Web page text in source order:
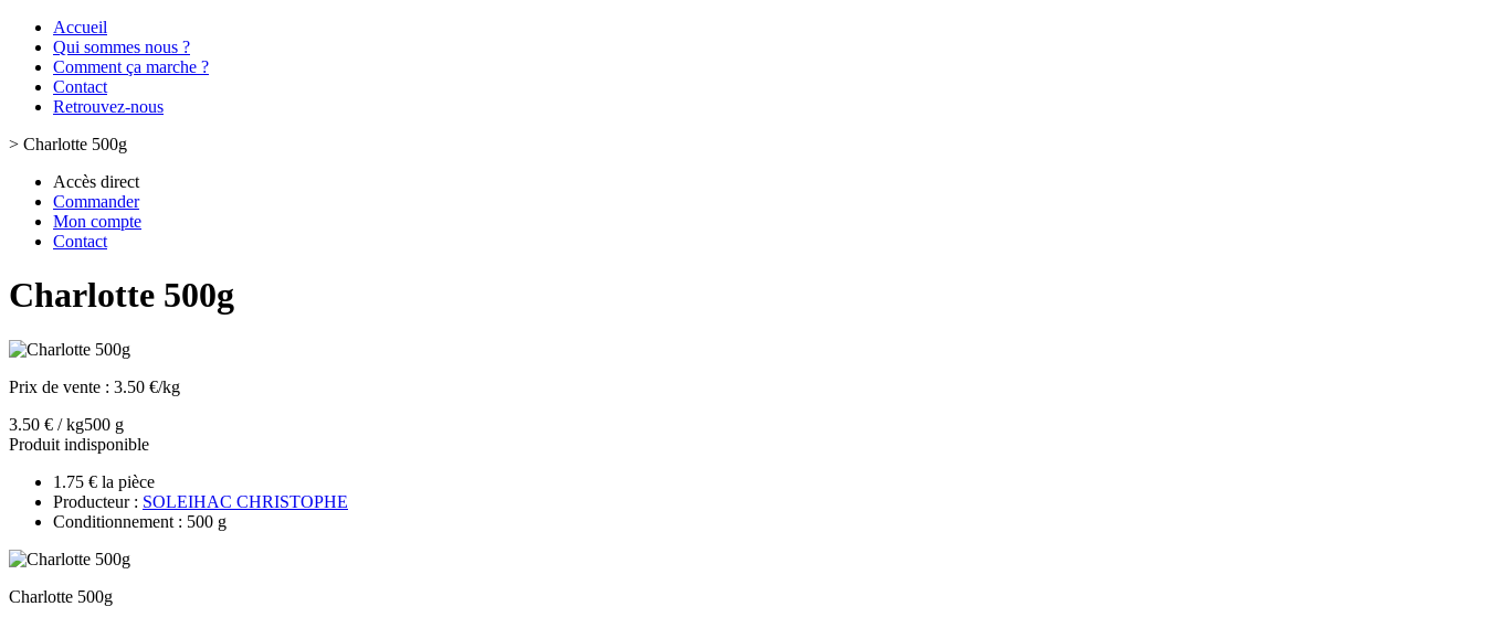
Accueil
Qui sommes nous ?
Comment ça marche ?
Contact
Retrouvez-nous
> Charlotte 500g
Accès direct
Commander
Mon compte
Contact
Charlotte 500g
Prix de vente : 3.50 €/kg
3.50 € / kg500 g
Produit indisponible
1.75 € la pièce
Producteur : SOLEIHAC CHRISTOPHE
Conditionnement : 500 g
Charlotte 500g